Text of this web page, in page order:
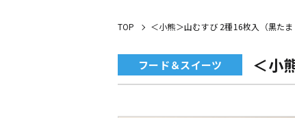
TOP ＜小熊＞山むすび 2種16枚入（黒たま
フード＆スイーツ ＜小